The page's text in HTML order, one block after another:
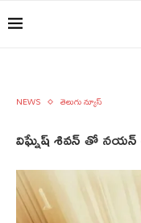
NEWS తెలుగు న్యూస్
విఘ్నేష్ శివన్ తో